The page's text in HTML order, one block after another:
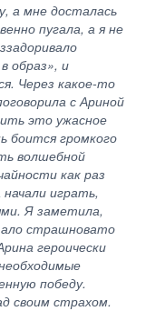
а мне досталась
пугала, а я не
образ», и
Через какое-то
с Ариной
это ужасное
боится громкого
волшебной
как раз
играть,
Я заметила,
страшновато
героически
победу.
своим страхом.